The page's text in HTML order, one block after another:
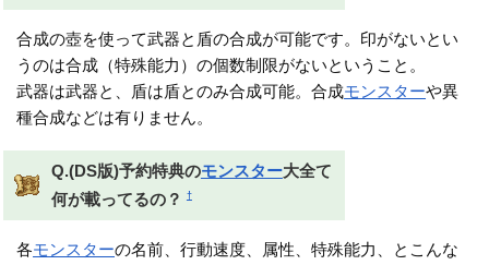
合成の壺を使って武器と盾の合成が可能です。印がないとい
うのは合成（特殊能力）の個数制限がないということ。
武器は武器と、盾は盾とのみ合成可能。合成モンスターや異
種合成などは有りません。
Q.(DS版)予約特典のモンスター大全て
何が載ってるの？
†
各モンスターの名前、行動速度、属性、特殊能力、とこんな